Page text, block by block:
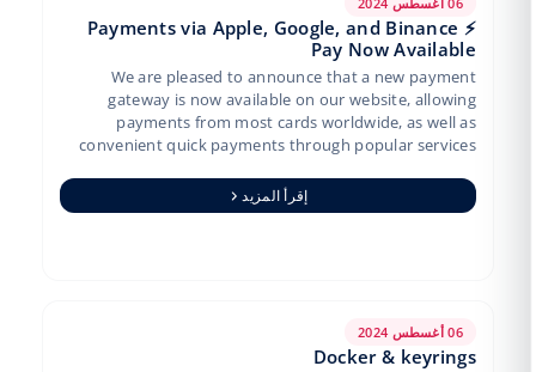
⚡️ Payments via Apple, Google, and Binance
Pay Now Available
We are pleased to announce that a new payment
gateway is now available on our website, allowing
payments from most cards worldwide, as well as
convenient quick payments through popular services
إقرأ المزيد
06 أغسطس 2024
Docker & keyrings